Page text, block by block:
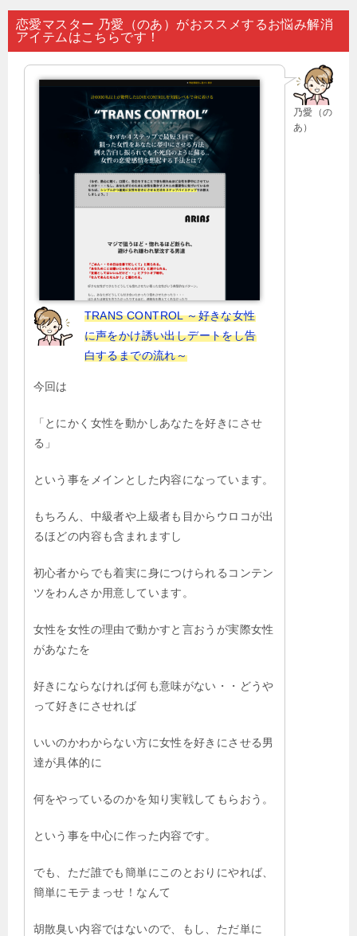
ナ
ビ
恋愛マスター 乃愛（のあ）がおススメするお悩み解消
アイテムはこちらです！
乃愛（の
あ）
TRANS CONTROL ～好きな女性
に声をかけ誘い出しデートをし告
白するまでの流れ～
今回は
「とにかく女性を動かしあなたを好きにさせ
る」
という事をメインとした内容になっています。
もちろん、中級者や上級者も目からウロコが出
るほどの内容も含まれますし
初心者からでも着実に身につけられるコンテン
ツをわんさか用意しています。
女性を女性の理由で動かすと言おうが実際女性
があなたを
好きにならなければ何も意味がない・・どうや
って好きにさせれば
いいのかわからない方に女性を好きにさせる男
達が具体的に
何をやっているのかを知り実戦してもらおう。
という事を中心に作った内容です。
でも、ただ誰でも簡単にこのとおりにやれば、
簡単にモテまっせ！なんて
胡散臭い内容ではないので、もし、ただ単に